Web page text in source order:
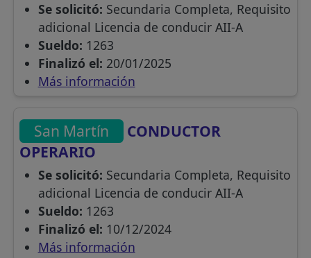
Se solicitó: Secundaria Completa, Requisito
adicional Licencia de conducir AII-A
Sueldo: 1263
Finalizó el: 20/01/2025
Más información
San Martín
CONDUCTOR
OPERARIO
Se solicitó: Secundaria Completa, Requisito
adicional Licencia de conducir AII-A
Sueldo: 1263
Finalizó el: 10/12/2024
Más información